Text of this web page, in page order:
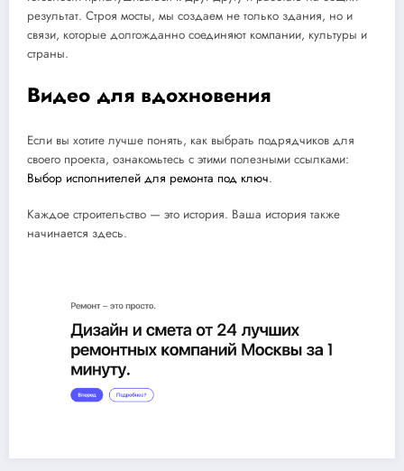
результат. Строя мосты, мы создаем не только здания, но и
связи, которые долгожданно соединяют компании, культуры и
страны.
Видео для вдохновения
Если вы хотите лучше понять, как выбрать подрядчиков для
своего проекта, ознакомьтесь с этими полезными ссылками:
Выбор исполнителей для ремонта под ключ.
Каждое строительство — это история. Ваша история также
начинается здесь.